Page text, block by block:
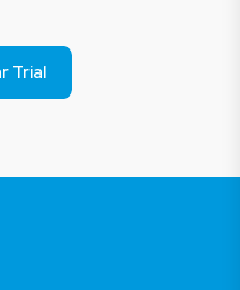
Trial